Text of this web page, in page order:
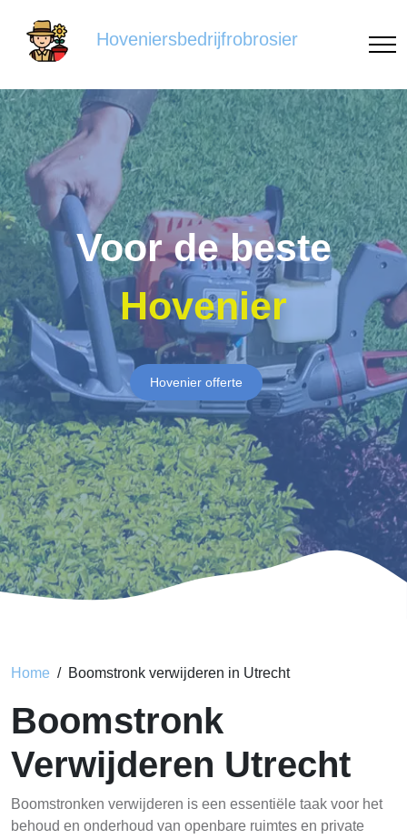
Hoveniersbedrijfrobrosier
Voor de beste
Hovenier
Hovenier offerte
Home Boomstronk verwijderen in Utrecht
Boomstronk
Verwijderen Utrecht
Boomstronken verwijderen is een essentiële taak voor het
behoud en onderhoud van openbare ruimtes en private